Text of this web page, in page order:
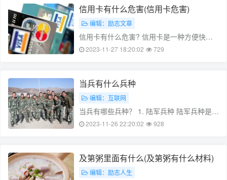
们的历史、作用以及当代应用。 1……
信用卡有什么危害(信用卡危害)
编辑：励志文章
信用卡有什么危害? 信用卡是一种方便快捷
的支付方式,但使用信用卡也需要注意其潜在
用卡危害之一。信用卡盗刷……
2023-11-27 18:20:02 729
当兵有什么兵种
编辑：互联网
当兵有哪些兵种？ 1. 陆军兵种 陆军兵种是军
队中最基本的兵种之一，包括步兵、坦克、
定做出了重要贡献。 2. 海……
2023-11-26 22:20:02 928
及第粥里面有什么(及第粥有什么材料)
编辑：励志人生